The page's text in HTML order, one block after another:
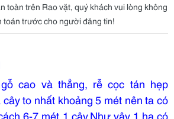
toàn trên Rao vặt, quý khách vui lòng không
toán trước cho người đăng tin!
cao và thẳng, rễ cọc tán hẹp
to nhất khoảng 5 mét nên ta có
6-7 mét 1 cây.Như vậy 1 ha có